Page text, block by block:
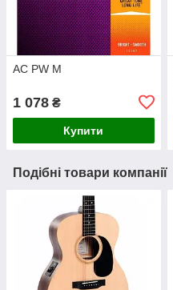
AC PW M
1 078 ₴
Купити
Подібні товари компанії